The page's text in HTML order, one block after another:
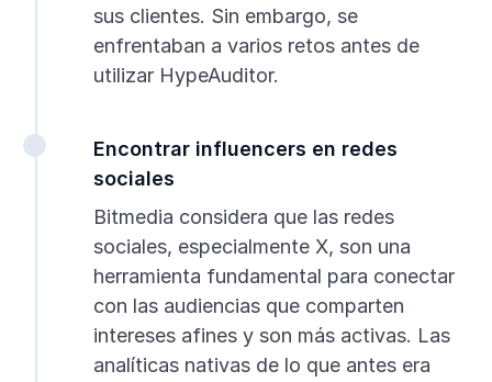
sus clientes. Sin embargo, se
enfrentaban a varios retos antes de
utilizar HypeAuditor.
Encontrar influencers en redes
sociales
Bitmedia considera que las redes
sociales, especialmente X, son una
herramienta fundamental para conectar
con las audiencias que comparten
intereses afines y son más activas. Las
analíticas nativas de lo que antes era